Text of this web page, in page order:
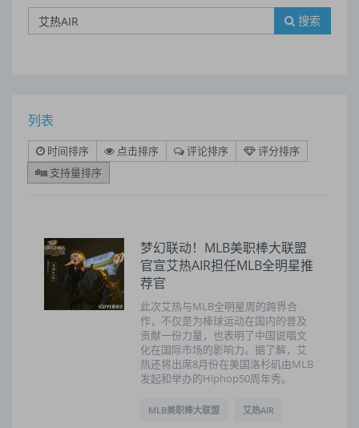
搜索
列表
时间排序 点击排序 评论排序
评分排序
支持量排序
梦幻联动！MLB美职棒大联盟
官宣艾热AIR担任MLB全明星推
荐官
此次艾热与MLB全明星周的跨界合
作，不仅是为棒球运动在国内的普及
贡献一份力量，也表明了中国说唱文
化在国际市场的影响力。据了解，艾
热还将出席8月份在美国洛杉矶由MLB
发起和举办的Hiphop50周年秀。
MLB美职棒大联盟 艾热AIR